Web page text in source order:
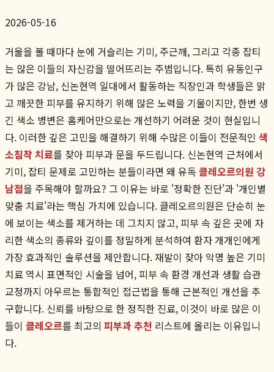
2026-05-16
거울을 볼 때마다 눈에 거슬리는 기미, 주근깨, 그리고 각종 잡티
는 많은 이들의 자신감을 떨어뜨리는 주범입니다. 특히 유동인구
가 많은 강남, 신논현역 일대에서 활동하는 직장인과 학생들은 맑
고 깨끗한 피부를 유지하기 위해 많은 노력을 기울이지만, 한번 생
긴 색소 병변은 홈케어만으로는 개선하기 어려운 것이 현실입니
다. 이러한 깊은 고민을 해결하기 위해 수많은 이들이 전문적인 색
소침착 치료를 찾아 피부과 문을 두드립니다. 신논현역 근처에서
기미, 잡티 문제로 고민하는 분들이라면 왜 유독 클레오르의원 강
남점을 주목해야 할까요? 그 이유는 바로 '정확한 진단'과 '개인별
맞춤 치료'라는 핵심 가치에 있습니다. 클레오르의원은 단순히 눈
에 보이는 색소를 제거하는 데 그치지 않고, 피부 속 깊은 곳에 자
리한 색소의 종류와 깊이를 정밀하게 분석하여 환자 개개인에게
가장 효과적인 솔루션을 제안합니다. 재발이 잦아 악명 높은 기미
치료 역시 표면적인 시술을 넘어, 피부 속 환경 개선과 생활 습관
교정까지 아우르는 통합적인 접근법을 통해 근본적인 개선을 추
구합니다. 신뢰를 바탕으로 한 정직한 진료, 이것이 바로 많은 이
들이 클레오르를 최고의 피부과 추천 리스트에 올리는 이유입니
다.